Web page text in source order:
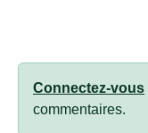
Connectez-vous
commentaires.